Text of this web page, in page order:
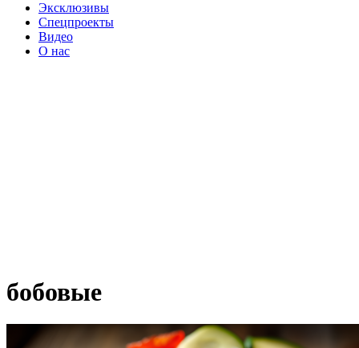
Эксклюзивы
Спецпроекты
Видео
О нас
бобовые